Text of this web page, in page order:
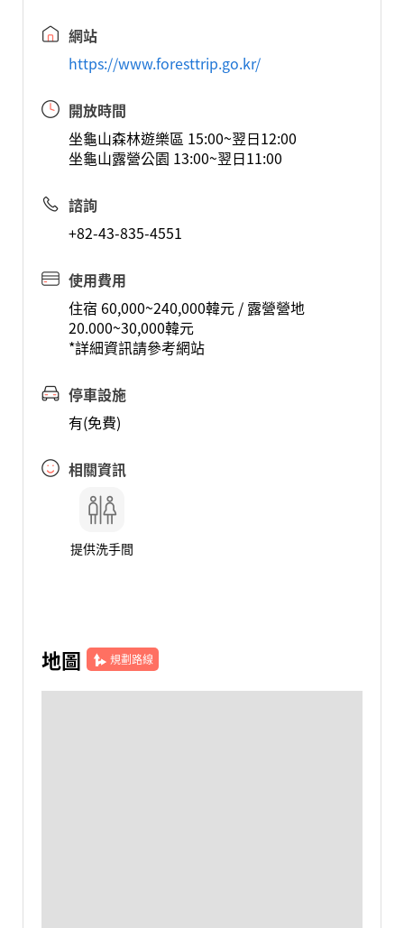
網站
https://www.foresttrip.go.kr/
開放時間
坐龜山森林遊樂區 15:00~翌日12:00
坐龜山露營公園 13:00~翌日11:00
諮詢
+82-43-835-4551
使用費用
住宿 60,000~240,000韓元 / 露營營地
20.000~30,000韓元
*詳細資訊請參考網站
停車設施
有(免費)
相關資訊
提供洗手間
地圖 規劃路線